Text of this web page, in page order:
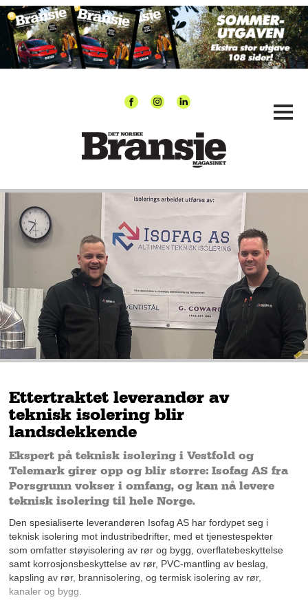
Ettertraktet leverandør av
teknisk isolering blir
landsdekkende
Ekspert på teknisk isolering i Vestfold og
Telemark girer opp og blir større: Isofag AS fra
Porsgrunn vokser i omfang, og kan nå levere
teknisk isolering til hele Norge.
Den spesialiserte leverandøren Isofag AS har fordypet seg i
teknisk isolering mot industribedrifter, med et tjenestespekter
som omfatter støyisolering av rør og bygg, overflatebeskyttelse
samt korrosjonsbeskyttelse av rør, PVC-mantling av beslag,
kapsling av rør, brannisolering, og termisk isolering av rør,
kanaler og bygg.